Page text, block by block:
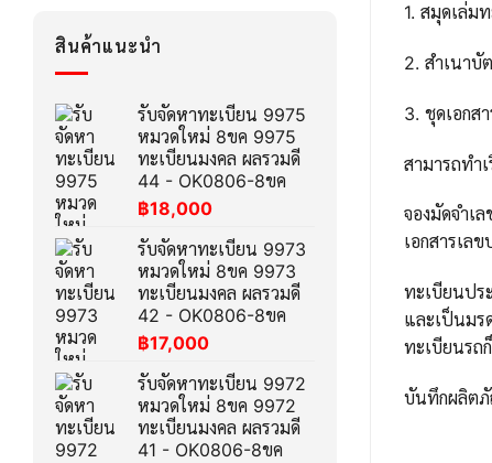
สินค้าแนะนำ
รับจัดหาทะเบียน 9975
หมวดใหม่ 8ขค 9975
ทะเบียนมงคล ผลรวมดี
44 - OK0806-8ขค
฿18,000
รับจัดหาทะเบียน 9973
หมวดใหม่ 8ขค 9973
ทะเบียนมงคล ผลรวมดี
42 - OK0806-8ขค
฿17,000
รับจัดหาทะเบียน 9972
หมวดใหม่ 8ขค 9972
ทะเบียนมงคล ผลรวมดี
41 - OK0806-8ขค
1. สมุดเล่ม
2. สำเนาบั
3. ชุดเอกส
สามารถทำ
จองมัดจำเ
เอกสารเล
ทะเบียนปร
และเป็นมร
ทะเบียนรถ
บันทึกผลิต